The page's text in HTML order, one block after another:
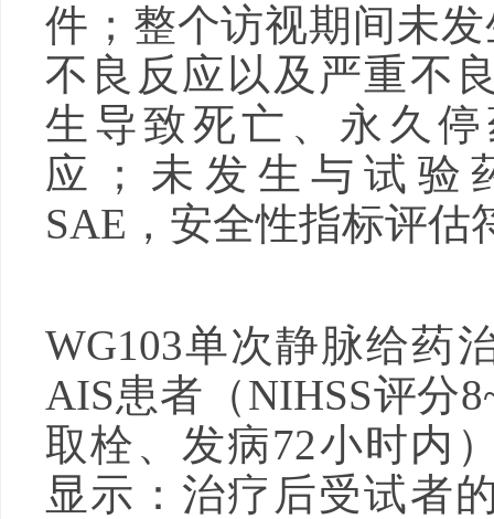
件；整个访视期间未
不良反应以及严重不
生导致死亡、永久
应；未发生与试验
SAE，安全性指标评估
WG103单次静脉给药
AIS患者（NIHSS评分
取栓、发病72小时内
显示：治疗后受试者